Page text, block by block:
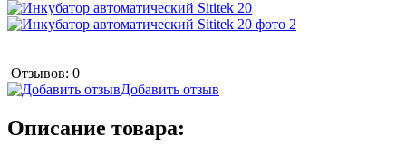
Отзывов: 0
Добавить отзыв
Описание товара: